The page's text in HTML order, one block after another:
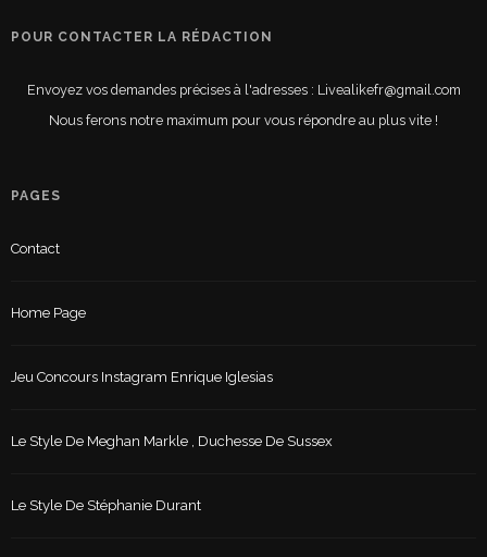
POUR CONTACTER LA RÉDACTION
Envoyez vos demandes précises à l'adresses : Livealikefr@gmail.com
Nous ferons notre maximum pour vous répondre au plus vite !
PAGES
Contact
Home Page
Jeu Concours Instagram Enrique Iglesias
Le Style De Meghan Markle , Duchesse De Sussex
Le Style De Stéphanie Durant